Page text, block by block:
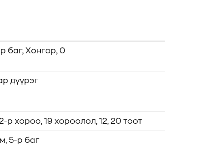
баг, Хонгор, 0
дүүрэг
р хороо, 19 хороолол, 12, 20 тоот
5-р баг